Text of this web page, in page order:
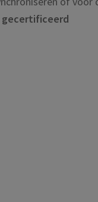
gecertificeerd